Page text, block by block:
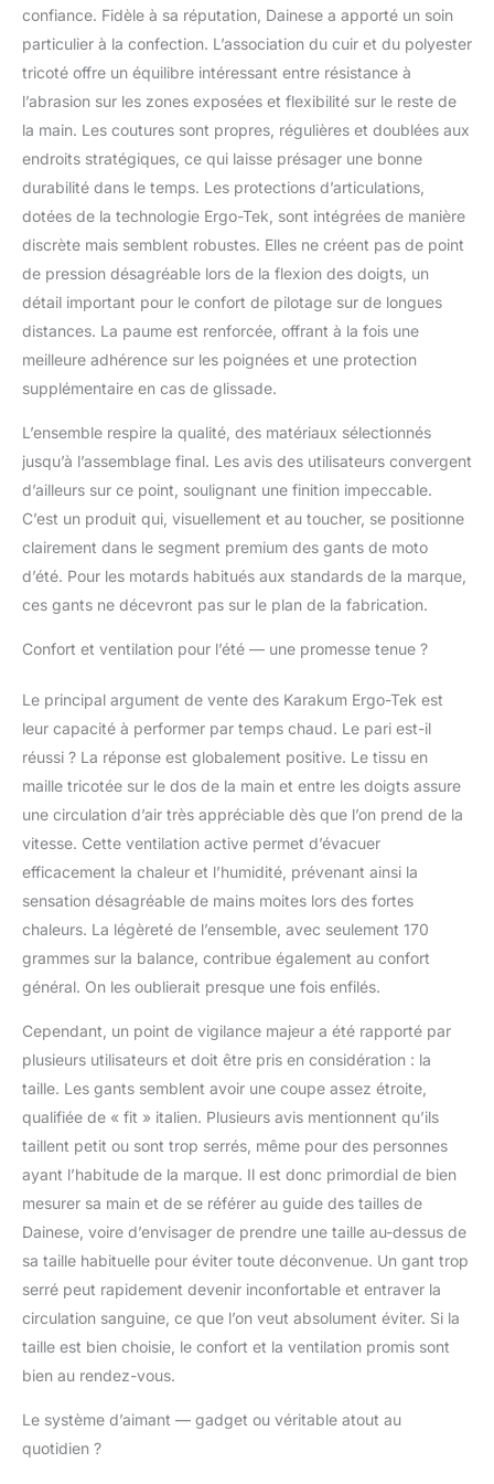
confiance. Fidèle à sa réputation, Dainese a apporté un soin
particulier à la confection. L’association du cuir et du polyester
tricoté offre un équilibre intéressant entre résistance à
l’abrasion sur les zones exposées et flexibilité sur le reste de
la main. Les coutures sont propres, régulières et doublées aux
endroits stratégiques, ce qui laisse présager une bonne
durabilité dans le temps. Les protections d’articulations,
dotées de la technologie Ergo-Tek, sont intégrées de manière
discrète mais semblent robustes. Elles ne créent pas de point
de pression désagréable lors de la flexion des doigts, un
détail important pour le confort de pilotage sur de longues
distances. La paume est renforcée, offrant à la fois une
meilleure adhérence sur les poignées et une protection
supplémentaire en cas de glissade.
L’ensemble respire la qualité, des matériaux sélectionnés
jusqu’à l’assemblage final. Les avis des utilisateurs convergent
d’ailleurs sur ce point, soulignant une finition impeccable.
C’est un produit qui, visuellement et au toucher, se positionne
clairement dans le segment premium des gants de moto
d’été. Pour les motards habitués aux standards de la marque,
ces gants ne décevront pas sur le plan de la fabrication.
Confort et ventilation pour l’été — une promesse tenue ?
Le principal argument de vente des Karakum Ergo-Tek est
leur capacité à performer par temps chaud. Le pari est-il
réussi ? La réponse est globalement positive. Le tissu en
maille tricotée sur le dos de la main et entre les doigts assure
une circulation d’air très appréciable dès que l’on prend de la
vitesse. Cette ventilation active permet d’évacuer
efficacement la chaleur et l’humidité, prévenant ainsi la
sensation désagréable de mains moites lors des fortes
chaleurs. La légèreté de l’ensemble, avec seulement 170
grammes sur la balance, contribue également au confort
général. On les oublierait presque une fois enfilés.
Cependant, un point de vigilance majeur a été rapporté par
plusieurs utilisateurs et doit être pris en considération : la
taille. Les gants semblent avoir une coupe assez étroite,
qualifiée de « fit » italien. Plusieurs avis mentionnent qu’ils
taillent petit ou sont trop serrés, même pour des personnes
ayant l’habitude de la marque. Il est donc primordial de bien
mesurer sa main et de se référer au guide des tailles de
Dainese, voire d’envisager de prendre une taille au-dessus de
sa taille habituelle pour éviter toute déconvenue. Un gant trop
serré peut rapidement devenir inconfortable et entraver la
circulation sanguine, ce que l’on veut absolument éviter. Si la
taille est bien choisie, le confort et la ventilation promis sont
bien au rendez-vous.
Le système d’aimant — gadget ou véritable atout au
quotidien ?